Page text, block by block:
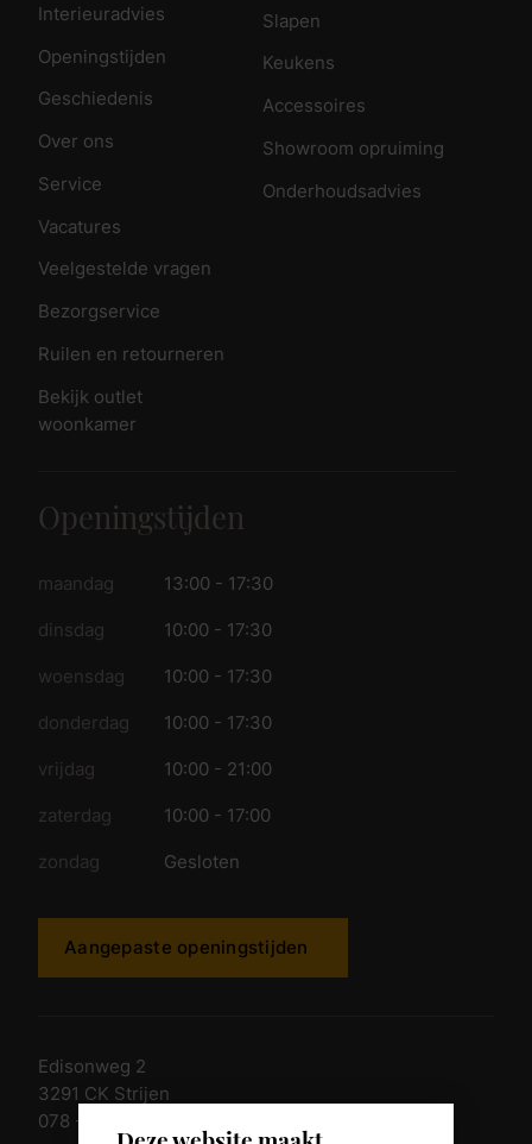
Interieuradvies
Openingstijden
Geschiedenis
Over ons
Service
Vacatures
Veelgestelde vragen
Bezorgservice
Ruilen en retourneren
Bekijk outlet
woonkamer
Slapen
Keukens
Accessoires
Showroom opruiming
Onderhoudsadvies
Openingstijden
maandag 13:00 - 17:30
dinsdag 10:00 - 17:30
woensdag 10:00 - 17:30
donderdag 10:00 - 17:30
vrijdag 10:00 - 21:00
zaterdag 10:00 - 17:00
zondag Gesloten
Aangepaste openingstijden
Edisonweg 2
3291 CK Strijen
078 - 674 84 85